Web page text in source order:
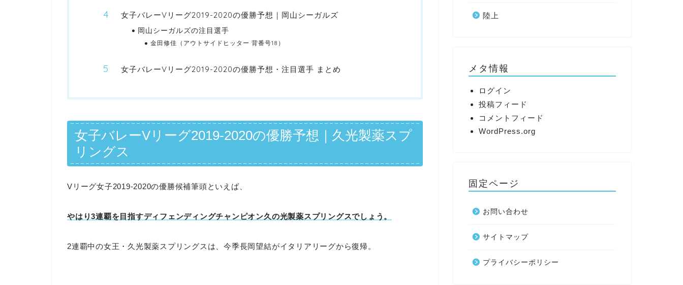
女子バレーVリーグ2019-2020の優勝予想｜岡山シーガルズ
岡山シーガルズの注目選手
金田修佳（アウトサイドヒッター 背番号18）
女子バレーVリーグ2019-2020の優勝予想・注目選手 まとめ
女子バレーVリーグ2019-2020の優勝予想｜久光製薬スプ
リングス
Vリーグ女子2019-2020の優勝候補筆頭といえば、
やはり3連覇を目指すディフェンディングチャンピオン久の光製薬スプリングスでしょう。
2連覇中の女王・久光製薬スプリングスは、今季長岡望結がイタリアリーグから復帰。
陸上
メタ情報
ログイン
投稿フィード
コメントフィード
WordPress.org
固定ページ
お問い合わせ
サイトマップ
プライバシーポリシー